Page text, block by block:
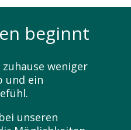
beginnt
weniger
und ein
unseren